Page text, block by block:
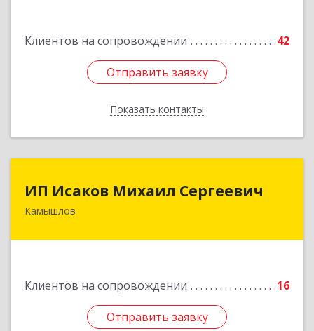
Клиентов на сопровождении 42
Отправить заявку
Показать контакты
Отправить заявку
Назад
ИП Исаков Михаил Сергеевич
Камышлов
Клиентов на сопровождении 16
Отправить заявку
624860, Свердловская обл, Камышлов г, Ленина
Отправить заявку